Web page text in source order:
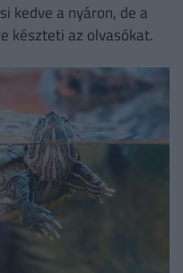
kedve a nyáron, de a
készteti az olvasókat.